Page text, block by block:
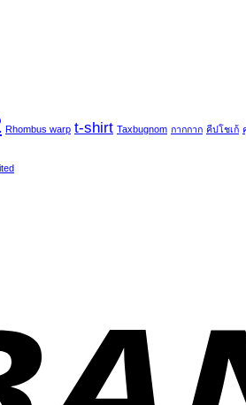
Rhombus warp t-shirt Taxbugnom กากกาก คีปโชเก้